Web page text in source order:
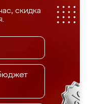
скидка